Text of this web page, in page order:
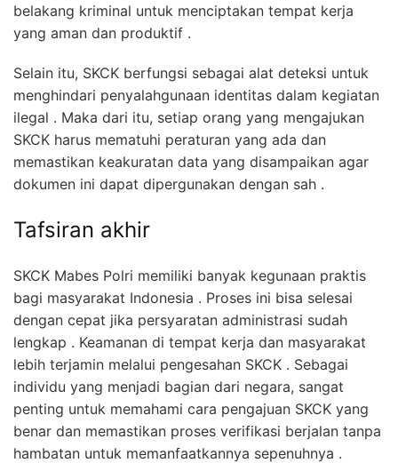
belakang kriminal untuk menciptakan tempat kerja
yang aman dan produktif .
Selain itu, SKCK berfungsi sebagai alat deteksi untuk
menghindari penyalahgunaan identitas dalam kegiatan
ilegal . Maka dari itu, setiap orang yang mengajukan
SKCK harus mematuhi peraturan yang ada dan
memastikan keakuratan data yang disampaikan agar
dokumen ini dapat dipergunakan dengan sah .
Tafsiran akhir
SKCK Mabes Polri memiliki banyak kegunaan praktis
bagi masyarakat Indonesia . Proses ini bisa selesai
dengan cepat jika persyaratan administrasi sudah
lengkap . Keamanan di tempat kerja dan masyarakat
lebih terjamin melalui pengesahan SKCK . Sebagai
individu yang menjadi bagian dari negara, sangat
penting untuk memahami cara pengajuan SKCK yang
benar dan memastikan proses verifikasi berjalan tanpa
hambatan untuk memanfaatkannya sepenuhnya .